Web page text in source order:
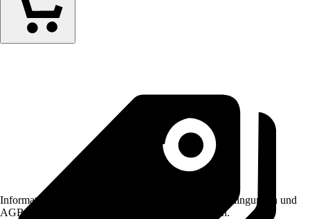
Informationen des Verkäufers, wie z. B. Rückgabebedingungen und
AGB, finden Sie bei Klick auf den Verkäufernamen.